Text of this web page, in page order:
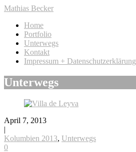
Mathias Becker
Home
Portfolio
Unterwegs
Kontakt
Impressum + Datenschutzerklärung
Unterwegs
April 7, 2013
|
Kolumbien 2013, Unterwegs
0